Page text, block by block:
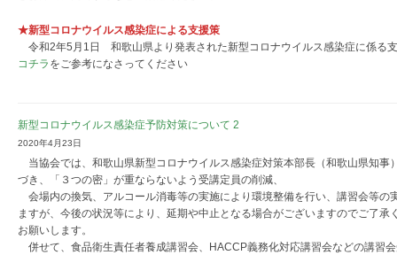
★新型コロナウイルス感染症による支援策
令和2年5月1日 和歌山県より発表された新型コロナウイルス感染症に係る
コチラ をご参考になさってください
新型コロナウイルス感染症予防対策について 2
2020年4月23日
当協会では、和歌山県新型コロナウイルス感染症対策本部長（和歌山県知事
づき、「３つの密」が重ならないよう受講定員の削減、
会場内の換気、アルコール消毒等の実施により環境整備を行い、講習会等の
ますが、今後の状況等により、延期や中止となる場合がございますのでご了承
お願いします。
併せて、食品衛生責任者養成講習会、HACCP義務化対応講習会などの講習